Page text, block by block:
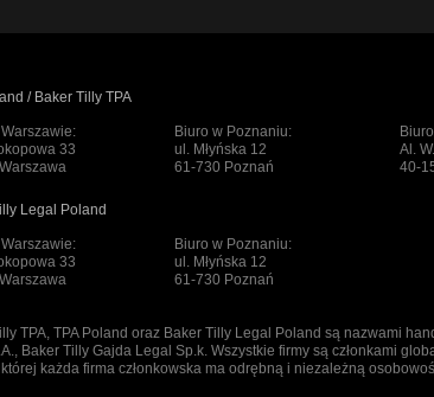
/ Baker Tilly TPA
33
Biuro w Poznaniu:
ul. Młyńska 12
61-730 Poznań
Al.
40-
Legal Poland
33
Biuro w Poznaniu:
ul. Młyńska 12
61-730 Poznań
TPA, TPA Poland oraz Baker Tilly Legal Poland są nazwami
Baker Tilly Gajda Legal Sp.k. Wszystkie firmy są członkami
każda firma członkowska ma odrębną i niezależną